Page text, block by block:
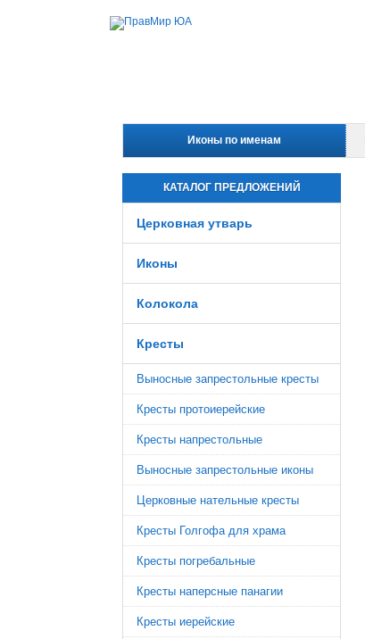
Иконы по именам
КАТАЛОГ ПРЕДЛОЖЕНИЙ
Церковная утварь
Иконы
Колокола
Кресты
Выносные запрестольные кресты
Кресты протоиерейские
Кресты напрестольные
Выносные запрестольные иконы
Церковные нательные кресты
Кресты Голгофа для храма
Кресты погребальные
Кресты наперсные панагии
Кресты иерейские